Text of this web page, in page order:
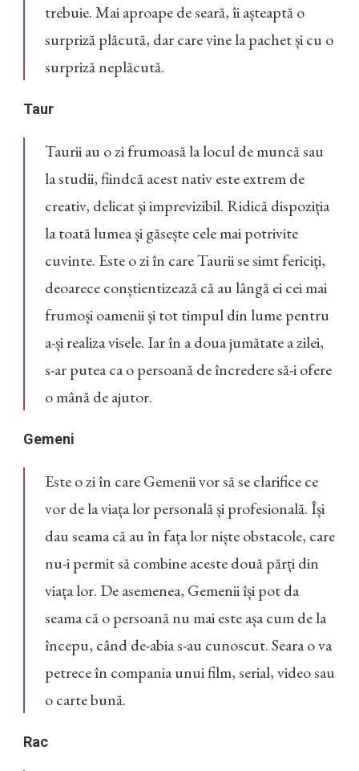
trebuie. Mai aproape de seară, îi așteaptă o
surpriză plăcută, dar care vine la pachet și cu o
surpriză neplăcută.
Taur
Taurii au o zi frumoasă la locul de muncă sau
la studii, fiindcă acest nativ este extrem de
creativ, delicat și imprevizibil. Ridică dispoziția
la toată lumea și găsește cele mai potrivite
cuvinte. Este o zi în care Taurii se simt fericiți,
deoarece conștientizează că au lângă ei cei mai
frumoși oamenii și tot timpul din lume pentru
a-și realiza visele. Iar în a doua jumătate a zilei,
s-ar putea ca o persoană de încredere să-i ofere
o mână de ajutor.
Gemeni
Este o zi în care Gemenii vor să se clarifice ce
vor de la viața lor personală și profesională. Își
dau seama că au în fața lor niște obstacole, care
nu-i permit să combine aceste două părți din
viața lor. De asemenea, Gemenii își pot da
seama că o persoană nu mai este așa cum de la
începu, când de-abia s-au cunoscut. Seara o va
petrece în compania unui film, serial, video sau
o carte bună.
Rac